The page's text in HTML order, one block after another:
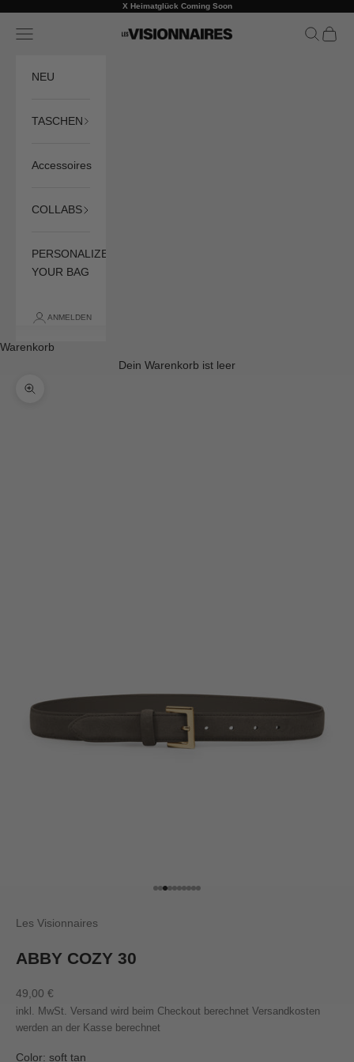
Zurück
X Heimatglück Coming Soon
LES VISIONNAIRES
Menü Suchen
NEU
TASCHEN
Accessoires
COLLABS
PERSONALIZE
YOUR BAG
ANMELDEN
Warenkorb
Dein Warenkorb ist leer
Bild vergrößern
Gehe zu Element 1
Gehe zu Element 2
Gehe zu Element 3
Gehe zu Element 4
Gehe zu Element 5
Gehe zu Element 6
Gehe zu Element 7
Gehe zu Element 8
Gehe zu Element 9
Gehe zu Element 10
Les Visionnaires
ABBY COZY 30
Angebot
49,00 €
inkl. MwSt. Versand wird beim Checkout berechnet Versandkosten
werden an der Kasse berechnet